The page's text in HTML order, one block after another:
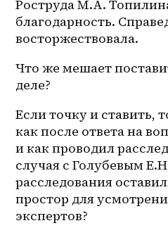
Роструда М.А.
благодарность.
восторжествовала.
Что же мешает
деле?
Если точку и ставить,
как после ответа на
и как проводил
случая с Голубевым
расследования
простор для
экспертов?